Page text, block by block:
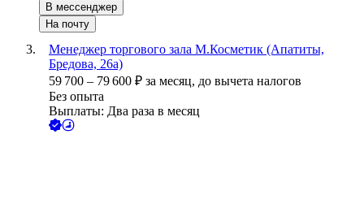
В мессенджер
На почту
Менеджер торгового зала М.Косметик (Апатиты,
Бредова, 26а)
59 700 – 79 600 ₽ за месяц, до вычета налогов
Без опыта
Выплаты: Два раза в месяц